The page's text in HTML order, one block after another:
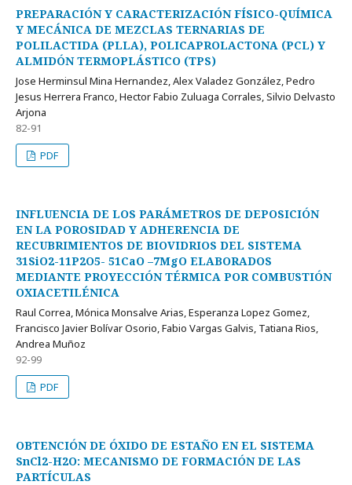
PREPARACIÓN Y CARACTERIZACIÓN FÍSICO-QUÍMICA
Y MECÁNICA DE MEZCLAS TERNARIAS DE
POLILACTIDA (PLLA), POLICAPROLACTONA (PCL) Y
ALMIDÓN TERMOPLÁSTICO (TPS)
Jose Herminsul Mina Hernandez, Alex Valadez González, Pedro
Jesus Herrera Franco, Hector Fabio Zuluaga Corrales, Silvio Delvasto
Arjona
82-91
PDF
INFLUENCIA DE LOS PARÁMETROS DE DEPOSICIÓN
EN LA POROSIDAD Y ADHERENCIA DE
RECUBRIMIENTOS DE BIOVIDRIOS DEL SISTEMA
31SiO2-11P2O5- 51CaO –7MgO ELABORADOS
MEDIANTE PROYECCIÓN TÉRMICA POR COMBUSTIÓN
OXIACETILÉNICA
Raul Correa, Mónica Monsalve Arias, Esperanza Lopez Gomez,
Francisco Javier Bolívar Osorio, Fabio Vargas Galvis, Tatiana Rios,
Andrea Muñoz
92-99
PDF
OBTENCIÓN DE ÓXIDO DE ESTAÑO EN EL SISTEMA
SnCl2-H2O: MECANISMO DE FORMACIÓN DE LAS
PARTÍCULAS